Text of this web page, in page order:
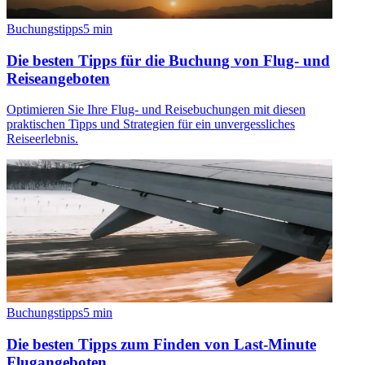
Buchungstipps5 min
Die besten Tipps für die Buchung von Flug- und
Reiseangeboten
Optimieren Sie Ihre Flug- und Reisebuchungen mit diesen
praktischen Tipps und Strategien für ein unvergessliches
Reiseerlebnis.
Buchungstipps5 min
Die besten Tipps zum Finden von Last-Minute